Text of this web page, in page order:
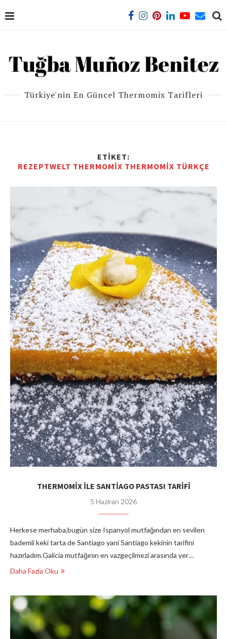
Türkiye'nin En Güncel Thermomix Tarifleri
ETIKET:
REZEPTWELT THERMOMIX THERMOMIX TÜRKÇE
THERMOMİX İLE SANTİAGO PASTASI TARİFİ
5 Haziran 2026
Herkese merhaba,bugün size Ispanyol mutfağından en sevilen
bademli keki tarta de Santiago yani Santiago kekinin tarifini
hazırladım.Galicia mutfağının en vazgeçilmezi arasında yer…
Daha Fazla Oku